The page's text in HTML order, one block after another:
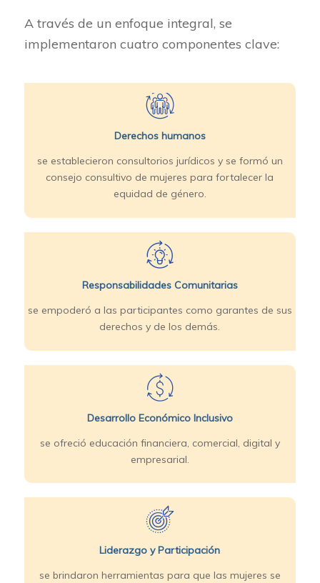
A través de un enfoque integral, se
implementaron cuatro componentes clave:
Derechos humanos
se establecieron consultorios jurídicos y se formó un
consejo consultivo de mujeres para fortalecer la
equidad de género.
Responsabilidades Comunitarias
se empoderó a las participantes como garantes de sus
derechos y de los demás.
Desarrollo Económico Inclusivo
se ofreció educación financiera, comercial, digital y
empresarial.
Liderazgo y Participación
se brindaron herramientas para que las mujeres se